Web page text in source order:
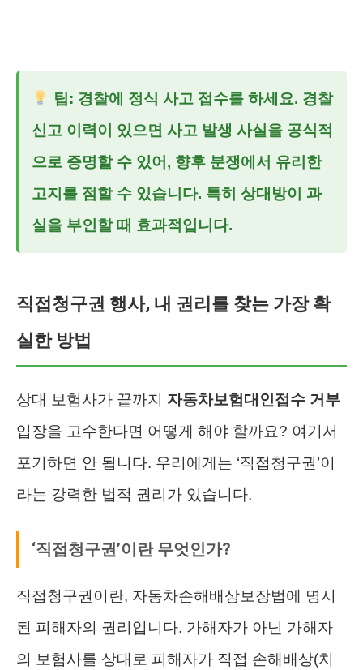
팁: 경찰에 정식 사고 접수를 하세요. 경찰
신고 이력이 있으면 사고 발생 사실을 공식적
으로 증명할 수 있어, 향후 분쟁에서 유리한
고지를 점할 수 있습니다. 특히 상대방이 과
실을 부인할 때 효과적입니다.
직접청구권 행사, 내 권리를 찾는 가장 확
실한 방법
상대 보험사가 끝까지 자동차보험대인접수 거부
입장을 고수한다면 어떻게 해야 할까요? 여기서
포기하면 안 됩니다. 우리에게는 ‘직접청구권’이
라는 강력한 법적 권리가 있습니다.
‘직접청구권’이란 무엇인가?
직접청구권이란, 자동차손해배상보장법에 명시
된 피해자의 권리입니다. 가해자가 아닌 가해자
의 보험사를 상대로 피해자가 직접 손해배상(치